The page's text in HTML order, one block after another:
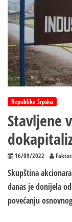
Republika Srpska
Stavljene
16/09/2022
Skupština
danas je donijela
povećanju